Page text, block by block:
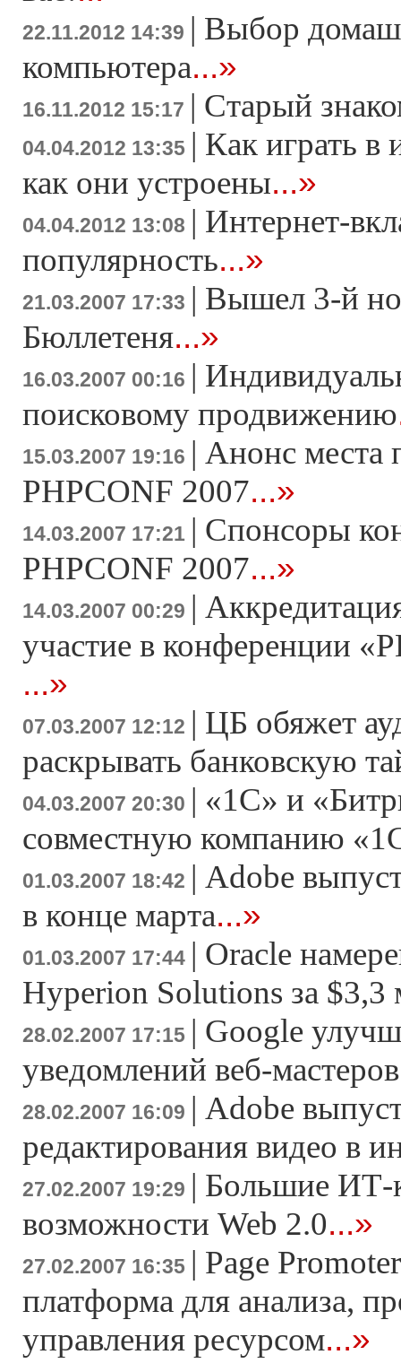
22.11.2012 14:39 | Выбор
компьютера...»
16.11.2012 15:17 | Старый
04.04.2012 13:35 | Как играть в
как они устроены...»
04.04.2012 13:08 | Интернет-
популярность...»
21.03.2007 17:33 | Вышел 3-й
Бюллетеня...»
16.03.2007 00:16 |
поисковому продвижению
15.03.2007 19:16 | Анонс места
PHPCONF 2007...»
14.03.2007 17:21 | Спонсоры
PHPCONF 2007...»
14.03.2007 00:29 |
участие в конференции
...»
07.03.2007 12:12 | ЦБ обяжет
раскрывать банковскую
04.03.2007 20:30 | «1С» и
совместную компанию
01.03.2007 18:42 | Adobe
в конце марта...»
01.03.2007 17:44 | Oracle
Hyperion Solutions за
28.02.2007 17:15 | Google
уведомлений веб-мастеров
28.02.2007 16:09 | Adobe
редактирования видео в
27.02.2007 19:29 | Большие ИТ-
возможности Web 2.0...»
27.02.2007 16:35 | Page
платформа для анализа,
управления ресурсом...»